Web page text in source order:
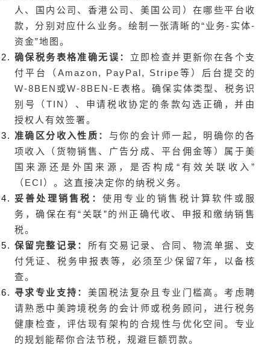
人、国内公司、香港公司、美国公司）在哪些平台收
款，分别对应什么业务。绘制一张清晰的“业务-实体-
资金”地图。
确保税务表格准确无误： 立即检查并更新你在各个支
付平台（Amazon, PayPal, Stripe等）后台提交的
W-8BEN或W-8BEN-E表格。确保实体类型、税务识
别号（TIN）、申请税收协定的条款勾选正确，并由
授权人有效签署。
准确区分收入性质： 与你的会计师一起，明确你的各
项收入（货物销售、广告分成、平台佣金等）属于美
国来源还是外国来源，是否构成“有效关联收入”
（ECI）。这直接决定你的纳税义务。
妥善处理销售税： 使用专业的销售税计算软件或服
务，确保在有“关联”的州正确代收、申报和缴纳销售
税。
保留完整记录： 所有交易记录、合同、物流单据、支
付凭证、税务申报表等，必须至少保留7年，以备核
查。
寻求专业支持： 美国税法复杂且专业门槛高。考虑聘
请熟悉中美跨境税务的会计师或税务顾问，进行税务
健康检查，评估现有架构的合规性与优化空间。专业
的规划能帮你合法节税，规避巨额罚款。